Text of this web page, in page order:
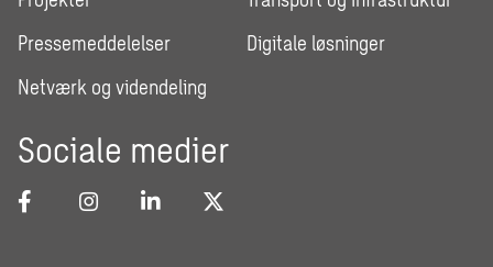
Pressemeddelelser
Netværk og videndeling
Digitale løsninger
Sociale medier